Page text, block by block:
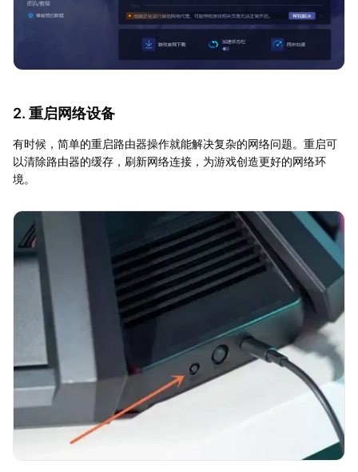
2. 重启网络设备
有时候，简单的重启路由器操作就能解决复杂的网络问题。重启可
以清除路由器的缓存，刷新网络连接，为游戏创造更好的网络环
境。